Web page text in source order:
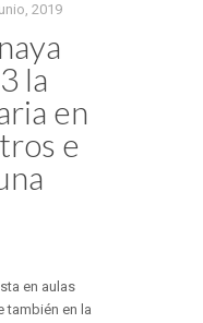
2019
la
en
e
en aulas
también en la